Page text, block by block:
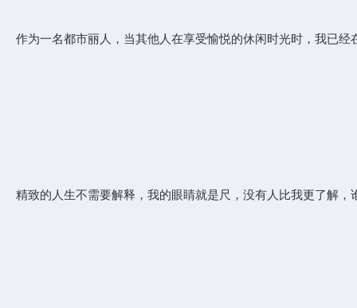
作为一名都市丽人，当其他人在享受愉悦的休闲时光时，我已
精致的人生不需要解释，我的眼睛就是尺，没有人比我更了解，